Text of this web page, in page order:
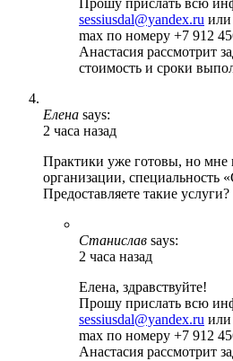
sessiusdal@yandex.ru или
max по номеру +7 912
Анастасия рассмотрит
стоимость и сроки
Елена says:
2 часа назад
Практики уже готовы, но мне
организации, специальность
Предоставляете такие услуги?
Станислав says:
2 часа назад
Елена, здравствуйте!
Прошу прислать всю
sessiusdal@yandex.ru или
max по номеру +7 912
Анастасия рассмотрит